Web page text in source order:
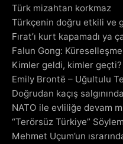
Türk mizahtan korkmaz
Türkçenin doğru etkili ve
Fırat’ı kurt kapamadı ya
Falun Gong:
Kimler geldi, kimler geçti?
Emily Brontë – Uğultulu
Doğrudan kaçış
NATO ile evliliğe devam
“Terörsüz Türkiye”
Mehmet Uçum’un